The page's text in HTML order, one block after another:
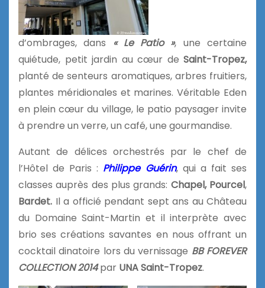
d’ombrages, dans « Le Patio », une certaine
quiétude, petit jardin au cœur de Saint-Tropez,
planté de senteurs aromatiques, arbres fruitiers,
plantes méridionales et marines. Véritable Eden
en plein cœur du village, le patio paysager invite
à prendre un verre, un café, une gourmandise.
Autant de délices orchestrés par le chef de
l’Hôtel de Paris : Philippe Guérin, qui a fait ses
classes auprès des plus grands: Chapel, Pourcel,
Bardet. Il a officié pendant sept ans au Château
du Domaine Saint-Martin et il interprète avec
brio ses créations savantes en nous offrant un
cocktail dinatoire lors du vernissage BB FOREVER
COLLECTION 2014par UNA Saint-Tropez.